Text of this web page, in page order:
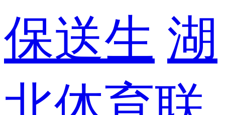
保送生 湖